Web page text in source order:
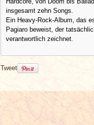
insgesamt zehn Songs.
Ein Heavy-Rock-Album, das
Pagiaro beweist, der
verantwortlich zeichnet.
Tweet